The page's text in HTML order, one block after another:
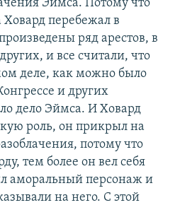
Эймса. Потому что
Ховард перебежал в
ряд арестов, в
и все считали, что
деле, как можно было
и других
дело Эймса. И Ховард
роль, он прикрыл на
потому что
тем более он вел себя
аморальный персонаж и
на него. С этой